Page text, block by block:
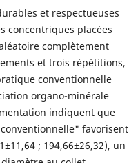
et respectueuses
concentriques placées
complètement
et trois répétitions,
conventionnelle
organo-minérale
indiquent que
favorisent
; 194,66±26,32), un